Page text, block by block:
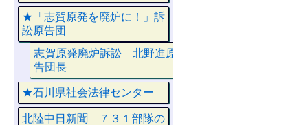
★「志賀原発を廃炉に！」訴
訟原告団
志賀原発廃炉訴訟 北野進原
告団長
★石川県社会法律センター
北陸中日新聞 ７３１部隊の